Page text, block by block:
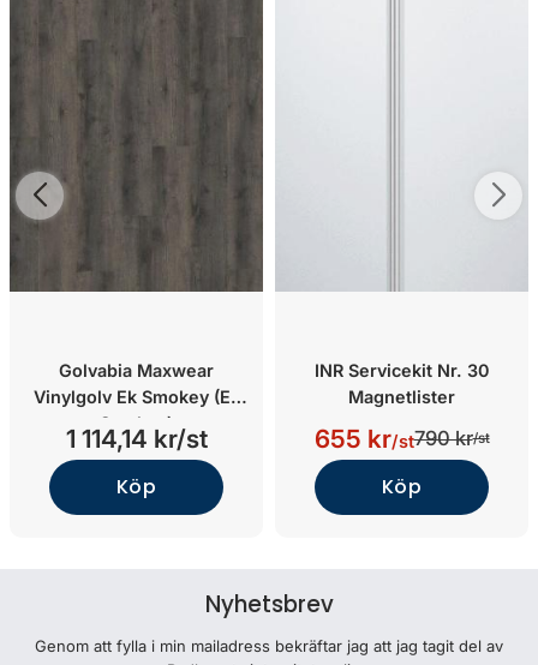
Golvabia Maxwear
Vinylgolv Ek Smokey (Ek
Smokey)
1 114,14 kr/st
Köp
INR Servicekit Nr. 30
Magnetlister
655 kr/st790 kr/st
Köp
Nyhetsbrev
Genom att fylla i min mailadress bekräftar jag att jag tagit del av